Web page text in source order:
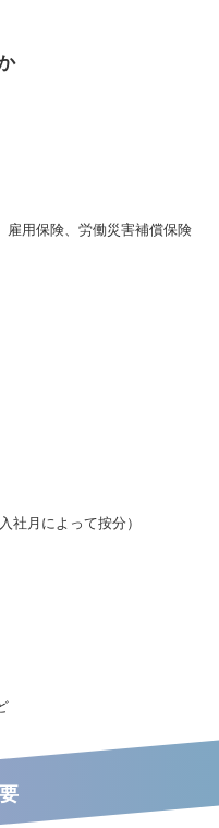
雇用保険、労働災害補償保険
社月によって按分）